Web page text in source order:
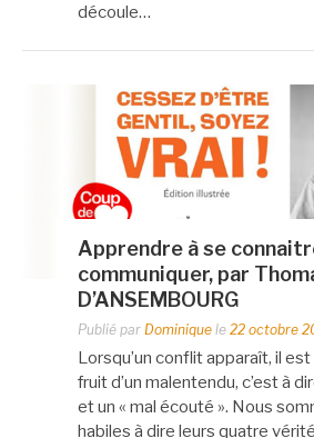
découle…
Apprendre à se
communiquer, par
D’ANSEMBOURG
Publié par Dominique le 22 octobre
Lorsqu’un conflit apparaît, il
fruit d’un malentendu, c’est à
et un « mal écouté ». Nous
habiles à dire leurs quatre